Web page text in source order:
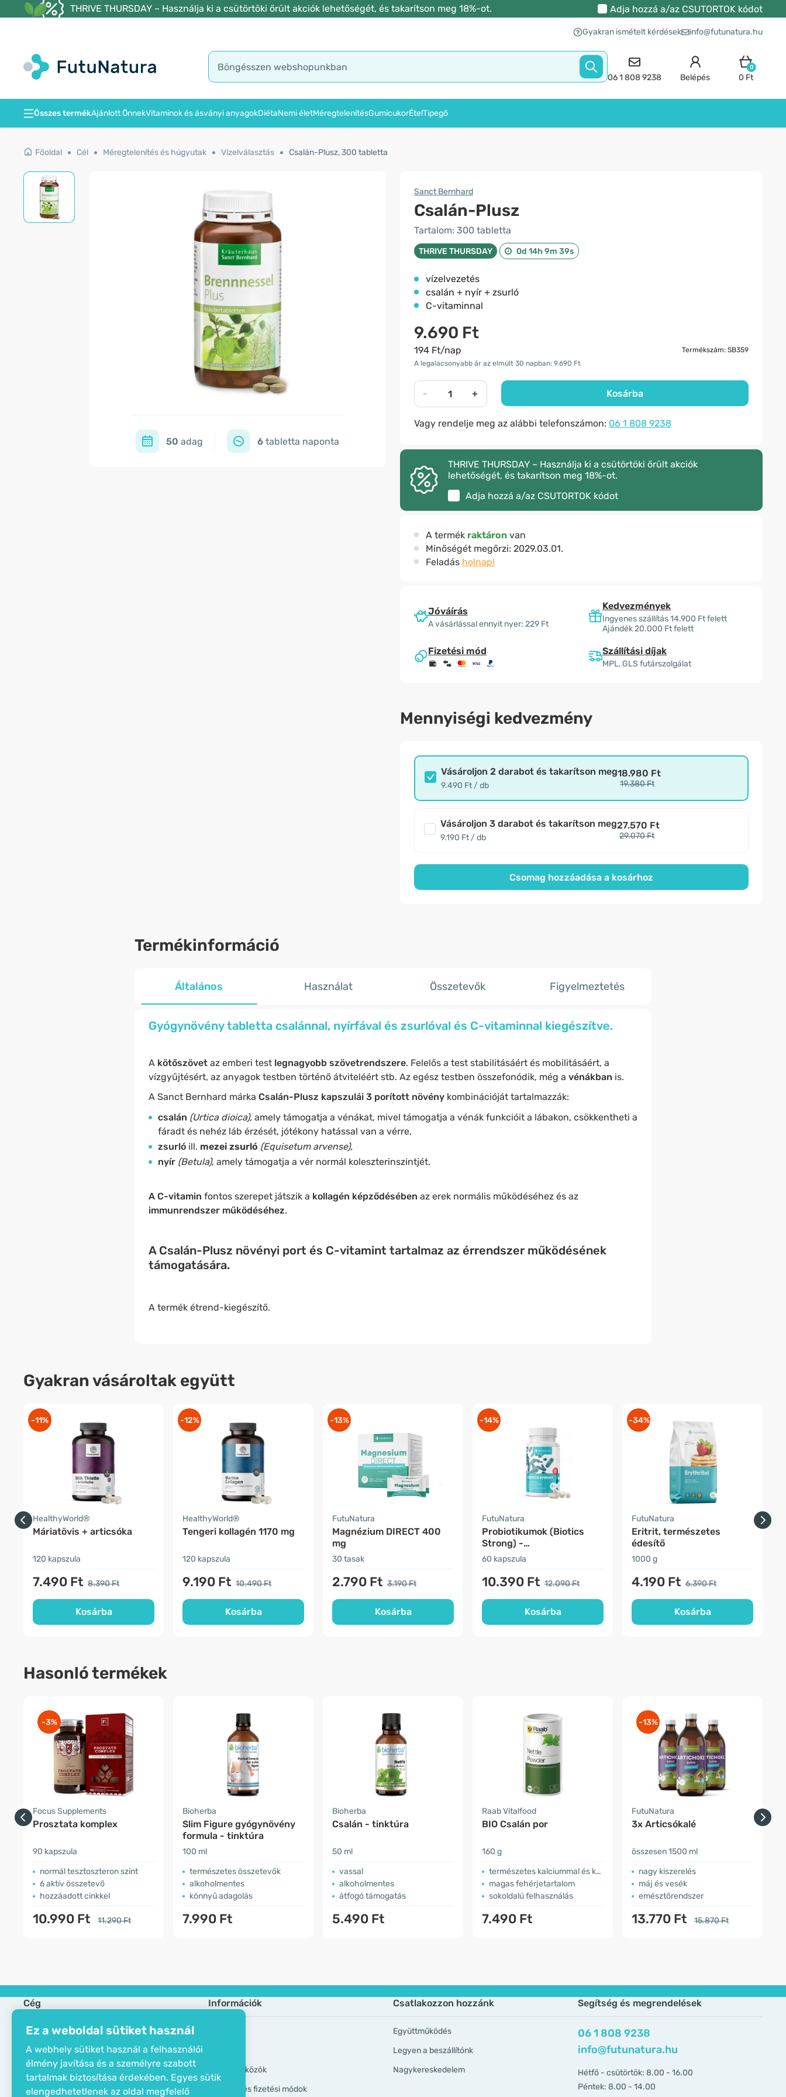
Ez a weboldal sütiket használ
A webhely sütiket használ a felhasználói
élmény javítása és a személyre szabott
tartalmak biztosítása érdekében. Egyes sütik
elengedhetetlenek az oldal megfelelő
THRIVE THURSDAY – Használja ki a csütörtöki őrült akciók lehetőségét, és takarítson meg 18%-ot. Adja hozzá a/az CSUTORTOKkódot
Gyakran ismételt kérdések info@futunatura.hu
06 1 808 9238 Belépés
0
0 Ft
Összes termékAjánlott ÖnnekVitaminok és ásványi anyagokDiétaNemi életMéregtelenítésGumicukorÉtelTipegő
Főoldal Cél Méregtelenítés és húgyutak Vízelválasztás Csalán-Plusz, 300 tabletta
50 adag 6 tabletta naponta
Sanct Bernhard
Csalán-Plusz
Tartalom: 300 tabletta
THRIVE THURSDAY 0d 14h 9m 39s
vízelvezetés
csalán + nyír + zsurló
C-vitaminnal
9.690 Ft
194 Ft/nap
Termékszám: SB359
A legalacsonyabb ár az elmúlt 30 napban: 9.690 Ft
- + Kosárba
Vagy rendelje meg az alábbi telefonszámon: 06 1 808 9238
THRIVE THURSDAY – Használja ki a csütörtöki őrült akciók
lehetőségét, és takarítson meg 18%-ot.
Adja hozzá a/az CSUTORTOK kódot
A termék raktáron van
Minőségét megőrzi: 2029.03.01.
Feladás holnap!
Jóváírás
A vásárlással ennyit nyer: 229 Ft
Kedvezmények
Ingyenes szállítás 14.900 Ft felett
Ajándék 20.000 Ft felett
Fizetési mód Szállítási díjak
MPL, GLS futárszolgálat
Mennyiségi kedvezmény
Vásároljon 2 darabot és takarítson meg
9.490 Ft / db
18.980 Ft
19.380 Ft
Vásároljon 3 darabot és takarítson meg
9.190 Ft / db
27.570 Ft
29.070 Ft
Csomag hozzáadása a kosárhoz
Termékinformáció
Általános Használat Összetevők Figyelmeztetés
Gyógynövény tabletta csalánnal, nyírfával és zsurlóval és C-vitaminnal kiegészítve.
A kötőszövetaz emberi test legnagyobb szövetrendszere. Felelős a test stabilitásáért és mobilitásáért, a
vízgyűjtésért, az anyagok testben történő átviteléért stb. Az egész testben összefonódik, még a vénákban is.
A Sanct Bernhard márka Csalán-Plusz kapszulái 3 porított növény kombinációját tartalmazzák:
csalán (Urtica dioica), amely támogatja a vénákat, mivel támogatja a vénák funkcióit a lábakon, csökkentheti a
fáradt és nehéz láb érzését, jótékony hatással van a vérre,
zsurló ill. mezei zsurló (Equisetum arvense),
nyír (Betula), amely támogatja a vér normál koleszterinszintjét.
A C-vitamin fontos szerepet játszik a kollagén képződésében az erek normális működéséhez és az
immunrendszer működéséhez.
A Csalán-Plusz növényi port és C-vitamint tartalmaz az érrendszer működésének
támogatására.
A termék étrend-kiegészítő.
Gyakran vásároltak együtt
-11%
HealthyWorld®
Máriatövis + articsóka
120 kapszula
7.490 Ft 8.390 Ft
Kosárba
-12%
HealthyWorld®
Tengeri kollagén 1170 mg
120 kapszula
9.190 Ft 10.490 Ft
Kosárba
-13%
FutuNatura
Magnézium DIRECT 400
mg
30 tasak
2.790 Ft 3.190 Ft
Kosárba
-14%
FutuNatura
Probiotikumok (Biotics
Strong) -
emésztőrendszer
60 kapszula
10.390 Ft 12.090 Ft
Kosárba
-34%
FutuNatura
Eritrit, természetes
édesítő
1000 g
4.190 Ft 6.390 Ft
Kosárba
Hasonló termékek
-3%
Focus Supplements
Prosztata komplex
90 kapszula
normál tesztoszteron szint
6 aktív összetevő
hozzáadott cinkkel
10.990 Ft 11.290 Ft
Bioherba
Slim Figure gyógynövény
formula - tinktúra
100 ml
természetes összetevők
alkoholmentes
könnyű adagolás
7.990 Ft
Bioherba
Csalán - tinktúra
50 ml
vassal
alkoholmentes
átfogó támogatás
5.490 Ft
Raab Vitalfood
BIO Csalán por
160 g
természetes kalciummal és káliummal
magas fehérjetartalom
sokoldalú felhasználás
7.490 Ft
-13%
FutuNatura
3x Articsókalé
összesen 1500 ml
nagy kiszerelés
máj és vesék
emésztőrendszer
13.770 Ft 15.870 Ft
Cég
Öko tanusítvány
Elérhetőségek
Rólunk
Információk
GDPR eszközök
Szállítási és fizetési módok
Csatlakozzon hozzánk
Együttműködés
Legyen a beszállítónk
Nagykereskedelem
Segítség és megrendelések
06 1 808 9238
info@futunatura.hu
Hétfő - csütörtök: 8.00 - 16.00
Péntek: 8.00 - 14.00